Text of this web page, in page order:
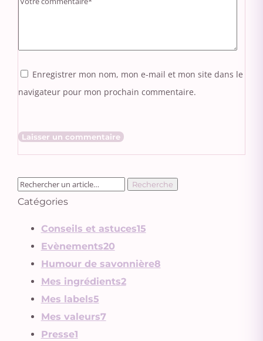
Enregistrer mon nom, mon e-mail et mon site dans le
navigateur pour mon prochain commentaire.
Catégories
Conseils et astuces15
Evènements20
Humour de savonnière8
Mes ingrédients2
Mes labels5
Mes valeurs7
Presse1